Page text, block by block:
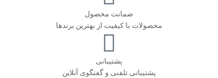
ضمانت محصول
محصولات با کیفیت از بهترین برندها
پشتیبانی
پشتیبانی تلفنی و گفتگوی آنلاین